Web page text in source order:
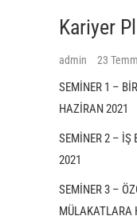
Kariyer
admin 23
SEMİNER 1 –
HAZİRAN 2021
SEMİNER 2 – İŞ
2021
SEMİNER 3 –
MÜLAKATLARA